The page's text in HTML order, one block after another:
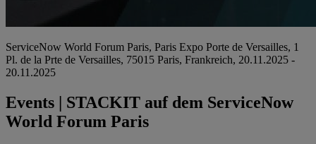
ServiceNow World Forum Paris, Paris Expo Porte de Versailles, 1
Pl. de la Prte de Versailles, 75015 Paris, Frankreich, 20.11.2025 -
20.11.2025
Events | STACKIT auf dem ServiceNow
World Forum Paris